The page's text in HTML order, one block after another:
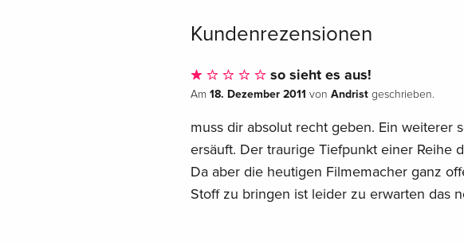
Kundenrezensionen
so sieht es aus!
Am 18. Dezember 2011 von Andristgeschrieben.
muss dir absolut recht geben. Ein weiterer
ersäuft. Der traurige Tiefpunkt einer Reihe
Da aber die heutigen Filmemacher ganz
Stoff zu bringen ist leider zu erwarten das